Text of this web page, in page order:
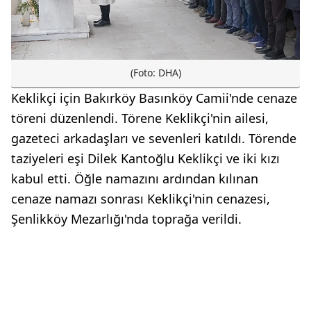
(Foto: DHA)
Keklikçi için Bakırköy Basınköy Camii'nde cenaze
töreni düzenlendi. Törene Keklikçi'nin ailesi,
gazeteci arkadaşları ve sevenleri katıldı. Törende
taziyeleri eşi Dilek Kantoğlu Keklikçi ve iki kızı
kabul etti. Öğle namazını ardından kılınan
cenaze namazı sonrası Keklikçi'nin cenazesi,
Şenlikköy Mezarlığı'nda toprağa verildi.